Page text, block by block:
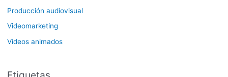
Producción audiovisual
Videomarketing
Videos animados